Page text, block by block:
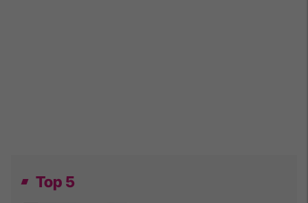
Top 5